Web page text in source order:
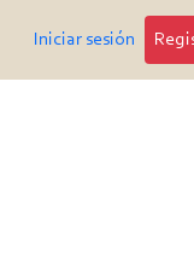
Iniciar sesión